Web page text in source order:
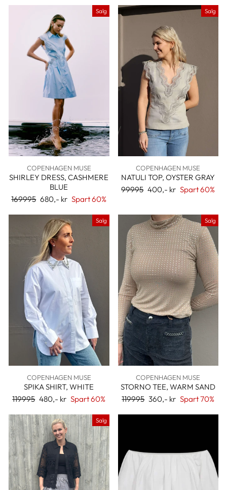
Salg
COPENHAGEN MUSE
SHIRLEY DRESS, CASHMERE
BLUE
Ordinær
169995 Salgspris
680,- kr Spart 60%
Salg
COPENHAGEN MUSE
NATULI TOP, OYSTER GRAY
Ordinær
99995 Salgspris
400,- kr Spart 60%
Salg
COPENHAGEN MUSE
SPIKA SHIRT, WHITE
Ordinær
119995 Salgspris
480,- kr Spart 60%
Salg
COPENHAGEN MUSE
STORNO TEE, WARM SAND
Ordinær
119995 Salgspris
360,- kr Spart 70%
Salg